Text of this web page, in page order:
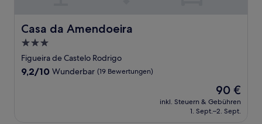
Casa da Amendoeira
Casa da Amendoeira
3.0-
Sterne-
Unterkunft
Figueira de Castelo Rodrigo
9.2
9,2/10 Wunderbar (19 Bewertungen)
Der
Preis
beträgt
90 €
inkl. Steuern & Gebühren
1. Sept.–2. Sept.